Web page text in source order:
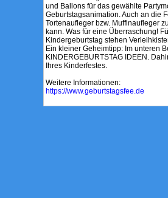
und Ballons für das gewählte
Geburtstagsanimation. Auch an die
Tortenaufleger bzw. Muffinaufleger
kann. Was für eine Überraschung!
Kindergeburtstag stehen
Ein kleiner Geheimtipp: Im unteren
KINDERGEBURTSTAG IDEEN.
Ihres Kinderfestes.
Weitere Informationen:
https://www.geburtstagsfee.de